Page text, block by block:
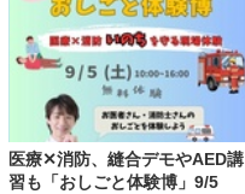
医療✕消防、縫合デモやAED講
習も「おしごと体験博」9/5